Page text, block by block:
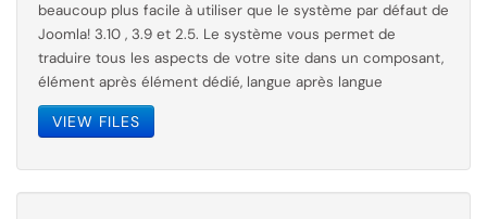
beaucoup plus facile à utiliser que le système par défaut de
Joomla! 3.10 , 3.9 et 2.5. Le système vous permet de
traduire tous les aspects de votre site dans un composant,
élément après élément dédié, langue après langue
VIEW FILES